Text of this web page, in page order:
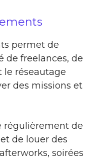
permet de
de freelances, de
le réseautage
des missions et
régulièrement de
de louer des
soirées